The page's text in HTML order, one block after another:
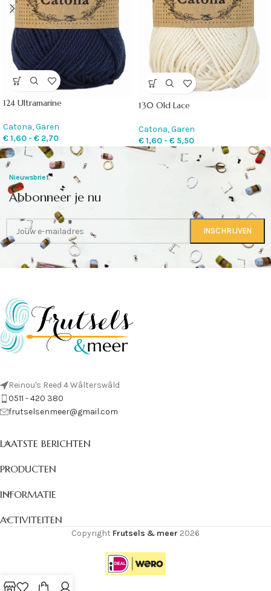
124 Ultramarine
Catona,Garen
€1,60 - € 2,70
130 Old Lace
Catona,Garen
€1,60 - € 5,50
Nieuwsbrief
Abbonneer je nu
Reinou's Reed 4 Wâlterswâld
0511 - 420 380
frutselsenmeer@gmail.com
LAATSTE BERICHTEN
PRODUCTEN
INFORMATIE
ACTIVITEITEN
Copyright Frutsels & meer 2026